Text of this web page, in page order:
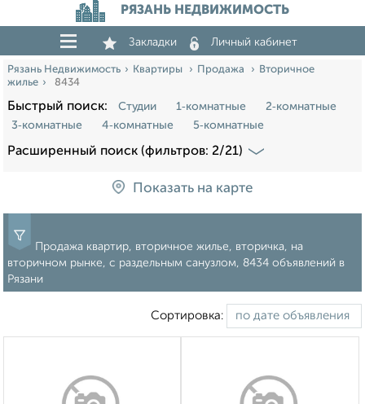
РЯЗАНЬ НЕДВИЖИМОСТЬ
Закладки Личный кабинет
Рязань Недвижимость Квартиры Продажа
Вторичное
жилье
8434
Быстрый поиск: Студии 1‑комнатные
2‑комнатные
3‑комнатные
4‑комнатные 5‑комнатные
Расширенный поиск (фильтров: 2/21)
Показать на карте
Продажа квартир, вторичное жилье, вторичка, на
вторичном рынке, с раздельным санузлом, 8434 объявлений в
Рязани
Сортировка: